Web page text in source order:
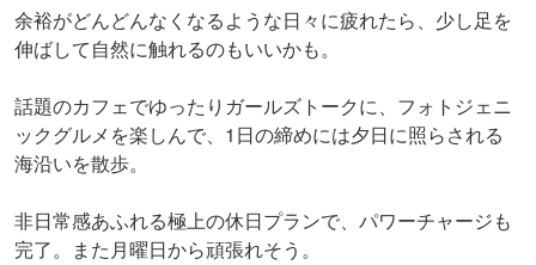
余裕がどんどんなくなるような日々に疲れたら、少し足を
伸ばして自然に触れるのもいいかも。
話題のカフェでゆったりガールズトークに、フォトジェニ
ックグルメを楽しんで、1日の締めには夕日に照らされる
海沿いを散歩。
非日常感あふれる極上の休日プランで、パワーチャージも
完了。また月曜日から頑張れそう。